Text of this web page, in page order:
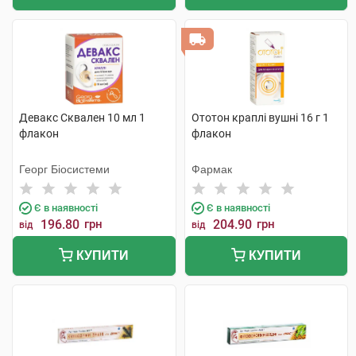
Девакс Сквален 10 мл 1
флакон
Георг Біосистеми
Є в наявності
від 196.80 грн
КУПИТИ
Ототон краплі вушні 16 г 1
флакон
Фармак
Є в наявності
від 204.90 грн
КУПИТИ